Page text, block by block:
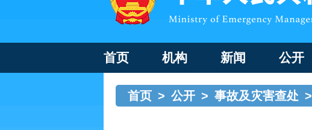
首页 机构 新闻 公开
首页 > 公开 > 事故及灾害查处 >